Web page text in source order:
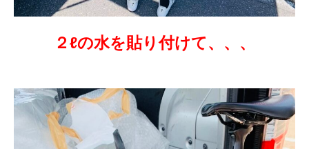
２ℓの水を貼り付けて、、、